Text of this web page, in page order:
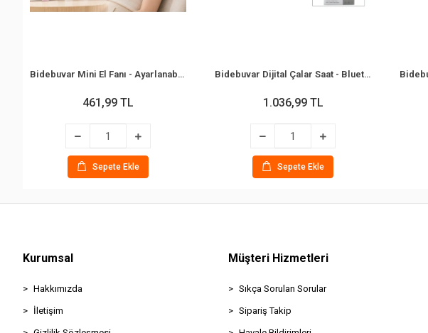
Bidebuvar Mini El Fanı - Ayarlanabilir Hız - Dijital Gösterge - 5W - Karışık Renk
461,99 TL
Sepete Ekle
Bidebuvar Dijital Çalar Saat - Bluetooth Özellikli Mini Hoparlör - USB Şarjlı - Işıklı
1.036,99 TL
Sepete Ekle
Kurumsal
Hakkımızda
İletişim
Müşteri Hizmetleri
Sıkça Sorulan Sorular
Sipariş Takip